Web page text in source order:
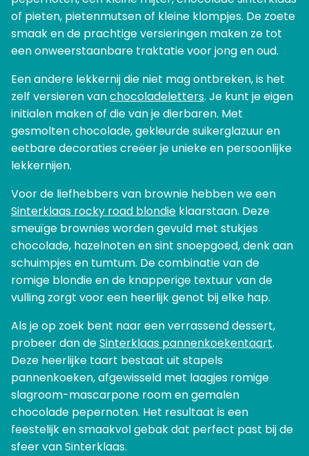
of pieten, pietenmutsen of kleine klompjes. De zoete
smaak en de prachtige versieringen maken ze tot
een onweerstaanbare traktatie voor jong en oud.
Een andere lekkernij die niet mag ontbreken, is het
zelf versieren vanchocoladeletters. Je kunt je eigen
initialen maken of die van je dierbaren. Met
gesmolten chocolade, gekleurde suikerglazuur en
eetbare decoraties creëer je unieke en persoonlijke
lekkernijen.
Voor de liefhebbers van brownie hebben we een
Sinterklaas rocky road blondie klaarstaan. Deze
smeuïge brownies worden gevuld met stukjes
chocolade, hazelnoten en sint snoepgoed, denk aan
schuimpjes en tumtum. De combinatie van de
romige blondie en de knapperige textuur van de
vulling zorgt voor een heerlijk genot bij elke hap.
Als je op zoek bent naar een verrassend dessert,
probeer dan deSinterklaas pannenkoekentaart.
Deze heerlijke taart bestaat uit stapels
pannenkoeken, afgewisseld met laagjes romige
slagroom-mascarpone room en gemalen
chocolade pepernoten. Het resultaat is een
feestelijk en smaakvol gebak dat perfect past bij de
sfeer van Sinterklaas.